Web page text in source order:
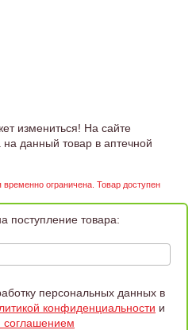
измениться! На сайте
данный товар в аптечной
ограничена. Товар доступен
поступление товара:
персональных данных в
конфиденциальности и
соглашением